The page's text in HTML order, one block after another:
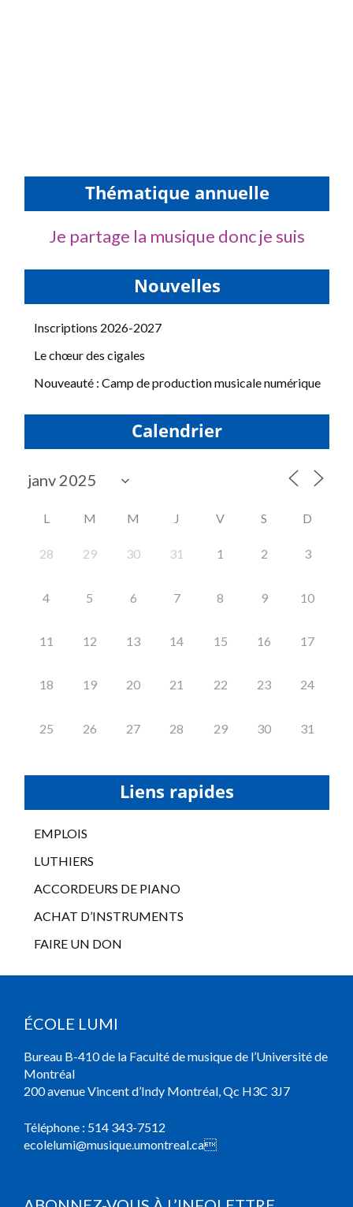
Thématique annuelle
Je partage la musique donc je suis
Nouvelles
Inscriptions 2026-2027
Le chœur des cigales
Nouveauté : Camp de production musicale numérique
Calendrier
L M M J V S D
28 29 30 31 1 2 3
4 5 6 7 8 9 10
11 12 13 14 15 16 17
18 19 20 21 22 23 24
25 26 27 28 29 30 31
Liens rapides
EMPLOIS
LUTHIERS
ACCORDEURS DE PIANO
ACHAT D’INSTRUMENTS
FAIRE UN DON
ÉCOLE LUMI
Bureau B-410 de la Faculté de musique de l’Université de
Montréal
200 avenue Vincent d’Indy Montréal, Qc H3C 3J7
Téléphone : 514 343-7512
ecolelumi@musique.umontreal.ca